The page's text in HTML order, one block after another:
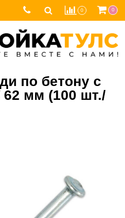
0 0
по бетону с
62 мм (100 шт./